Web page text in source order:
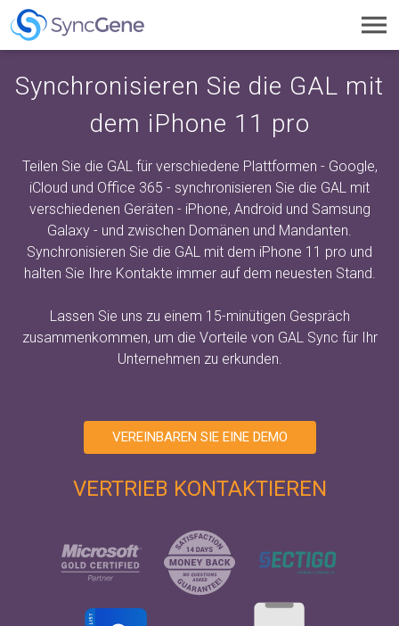
Synchronisieren Sie die GAL mit
dem iPhone 11 pro
Teilen Sie die GAL für verschiedene Plattformen - Google,
iCloud und Office 365 - synchronisieren Sie die GAL mit
verschiedenen Geräten - iPhone, Android und Samsung
Galaxy - und zwischen Domänen und Mandanten.
Synchronisieren Sie die GAL mit dem iPhone 11 pro und
halten Sie Ihre Kontakte immer auf dem neuesten Stand.
Lassen Sie uns zu einem 15-minütigen Gespräch
zusammenkommen, um die Vorteile von GAL Sync für Ihr
Unternehmen zu erkunden.
VEREINBAREN SIE EINE DEMO
VERTRIEB KONTAKTIEREN